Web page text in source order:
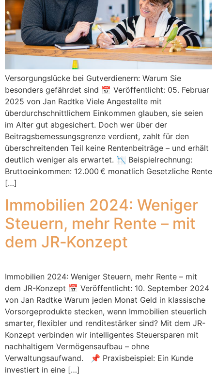
Versorgungslücke bei Gutverdienern: Warum Sie
besonders gefährdet sind 📅 Veröffentlicht: 05. Februar
2025 von Jan Radtke Viele Angestellte mit
überdurchschnittlichem Einkommen glauben, sie seien
im Alter gut abgesichert. Doch wer über der
Beitragsbemessungsgrenze verdient, zahlt für den
überschreitenden Teil keine Rentenbeiträge – und erhält
deutlich weniger als erwartet. 📉 Beispielrechnung:
Bruttoeinkommen: 12.000 € monatlich Gesetzliche Rente
[…]
Immobilien 2024: Weniger
Steuern, mehr Rente – mit
dem JR‑Konzept
Immobilien 2024: Weniger Steuern, mehr Rente – mit
dem JR-Konzept 📅 Veröffentlicht: 10. September 2024
von Jan Radtke Warum jeden Monat Geld in klassische
Vorsorgeprodukte stecken, wenn Immobilien steuerlich
smarter, flexibler und renditestärker sind? Mit dem JR-
Konzept verbinden wir intelligentes Steuersparen mit
nachhaltigem Vermögensaufbau – ohne
Verwaltungsaufwand. 📌 Praxisbeispiel: Ein Kunde
investiert in eine […]